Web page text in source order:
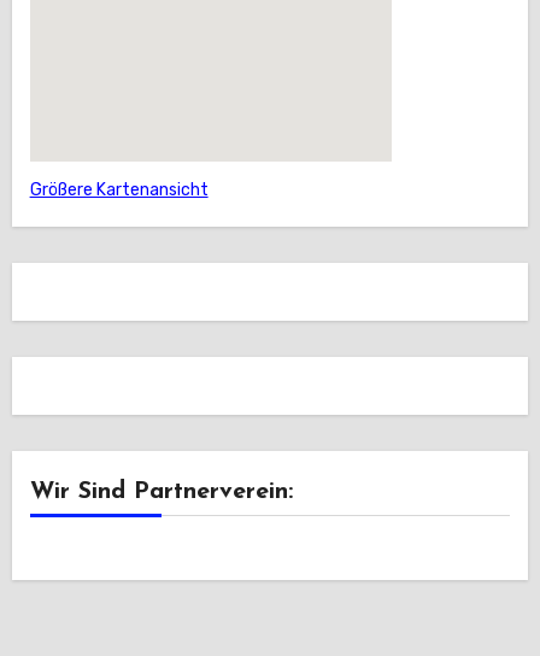
Größere Kartenansicht
Wir Sind Partnerverein: